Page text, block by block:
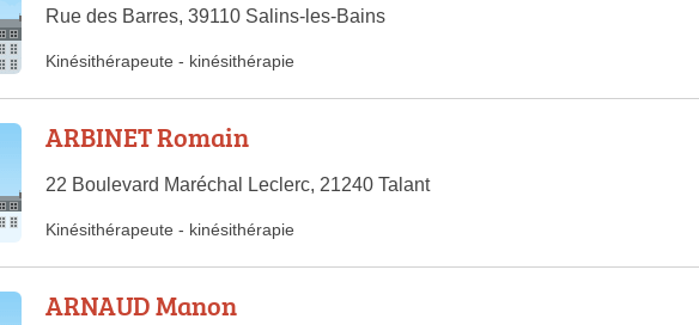
Rue des Barres, 39110 Salins-les-Bains
Kinésithérapeute - kinésithérapie
ARBINET Romain
22 Boulevard Maréchal Leclerc, 21240 Talant
Kinésithérapeute - kinésithérapie
ARNAUD Manon